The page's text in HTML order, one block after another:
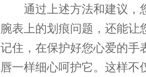
通过上述方法和建议，
腕表上的划痕问题，还能让
记住，在保护好您心爱的手
唇一样细心呵护它。这样不